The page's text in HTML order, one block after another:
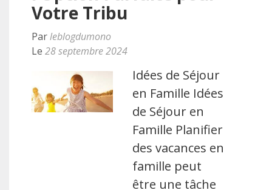
Votre Tribu
Parleblogdumono
Le 28 septembre 2024
Idées de Séjour
en Famille Idées
de Séjour en
Famille Planifier
des vacances en
famille peut
être une tâche